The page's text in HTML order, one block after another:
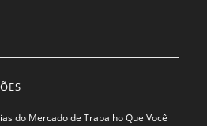
do Mercado de Trabalho Que Você